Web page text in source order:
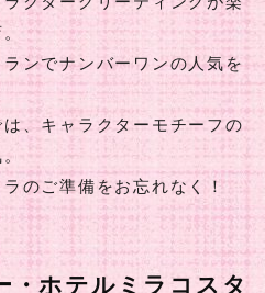
ンでナンバーワンの人気を
、キャラクターモチーフの
のご準備をお忘れなく！
・ホテルミラコスタ